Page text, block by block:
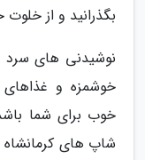
بگذرانید و از
نوشیدنی های سرد
خوشمزه و
خوب برای شما